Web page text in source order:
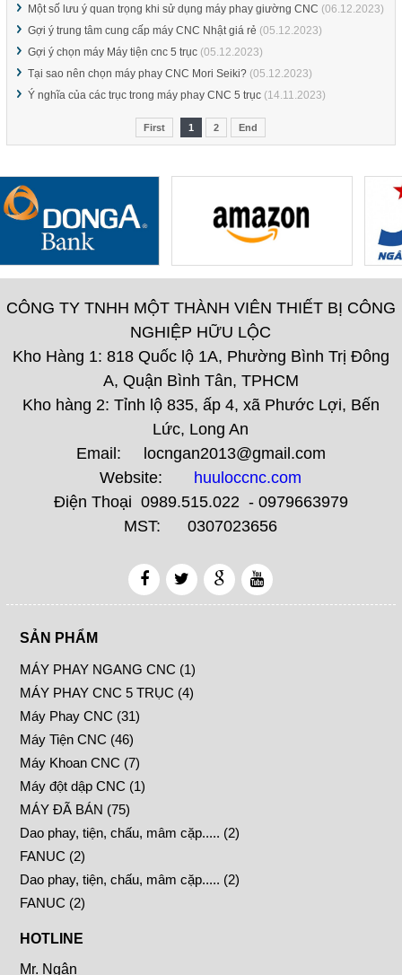
Một số lưu ý quan trọng khi sử dụng máy phay giường CNC (06.12.2023)
Gợi ý trung tâm cung cấp máy CNC Nhật giá rẻ (05.12.2023)
Gợi ý chọn máy Máy tiện cnc 5 trục(05.12.2023)
Tại sao nên chọn máy phay CNC Mori Seiki?(05.12.2023)
Ý nghĩa của các trục trong máy phay CNC 5 trục(14.11.2023)
First 1 2 End
CÔNG TY TNHH MỘT THÀNH VIÊN THIẾT BỊ CÔNG
NGHIỆP HỮU LỘC
Kho Hàng 1: 818 Quốc lộ 1A, Phường Bình Trị Đông
A, Quận Bình Tân, TPHCM
Kho hàng 2: Tỉnh lộ 835, ấp 4, xã Phước Lợi, Bến
Lức, Long An
Email: locngan2013@gmail.com
Website: huuloccnc.com
Điện Thoại 0989.515.022 - 0979663979
MST: 0307023656
SẢN PHẨM
MÁY PHAY NGANG CNC (1)
MÁY PHAY CNC 5 TRỤC (4)
Máy Phay CNC (31)
Máy Tiện CNC (46)
Máy Khoan CNC (7)
Máy đột dập CNC (1)
MÁY ĐÃ BÁN (75)
Dao phay, tiện, chấu, mâm cặp..... (2)
FANUC (2)
Dao phay, tiện, chấu, mâm cặp..... (2)
FANUC (2)
HOTLINE
Mr. Ngân